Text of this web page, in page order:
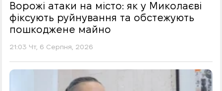
Ворожі атаки на місто: як у Миколаєві
фіксують руйнування та обстежують
пошкоджене майно
21:03 Чт, 6 Серпня, 2026